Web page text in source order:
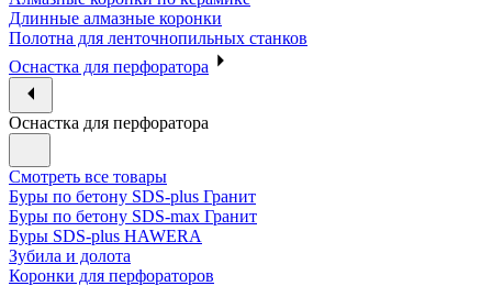
Длинные алмазные коронки
Полотна для ленточнопильных станков
Оснастка для перфоратора
Оснастка для перфоратора
Смотреть все товары
Буры по бетону SDS-plus Гранит
Буры по бетону SDS-max Гранит
Буры SDS-plus HAWERA
Зубила и долота
Коронки для перфораторов